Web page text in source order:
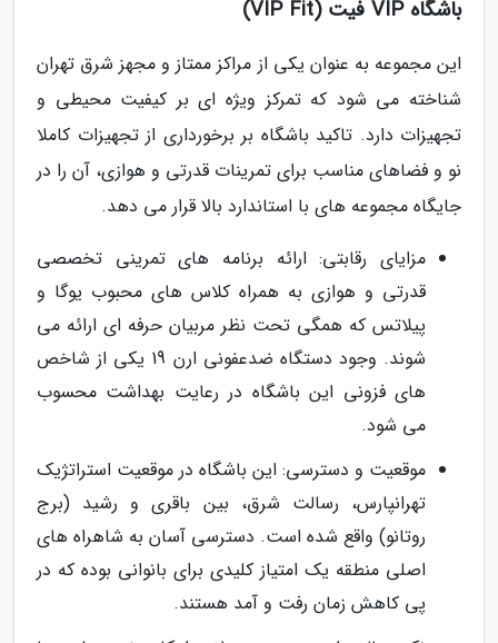
باشگاه VIP فیت (VIP Fit)
این مجموعه به عنوان یکی از مراکز ممتاز و مجهز شرق تهران
شناخته می شود که تمرکز ویژه ای بر کیفیت محیطی و
تجهیزات دارد. تاکید باشگاه بر برخورداری از تجهیزات کاملا
نو و فضاهای مناسب برای تمرینات قدرتی و هوازی، آن را در
جایگاه مجموعه های با استاندارد بالا قرار می دهد.
مزایای رقابتی: ارائه برنامه های تمرینی تخصصی
قدرتی و هوازی به همراه کلاس های محبوب یوگا و
پیلاتس که همگی تحت نظر مربیان حرفه ای ارائه می
شوند. وجود دستگاه ضدعفونی ارن 19 یکی از شاخص
های فزونی این باشگاه در رعایت بهداشت محسوب
می شود.
موقعیت و دسترسی: این باشگاه در موقعیت استراتژیک
تهرانپارس، رسالت شرق، بین باقری و رشید (برج
روتانو) واقع شده است. دسترسی آسان به شاهراه های
اصلی منطقه یک امتیاز کلیدی برای بانوانی بوده که در
پی کاهش زمان رفت و آمد هستند.